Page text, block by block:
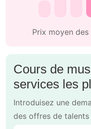
Prix moyen
Cours de
services les
Introduisez une
des offres de